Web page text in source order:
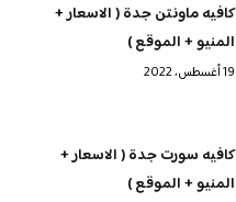
كافيه ماونتن جدة ( الاسعار +
المنيو + الموقع )
19 أغسطس، 2022
كافيه سورت جدة ( الاسعار +
المنيو + الموقع )